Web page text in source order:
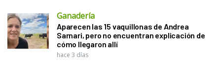
Ganadería
Aparecen las 15 vaquillonas de Andrea
Sarnari, pero no encuentran explicación de
cómo llegaron allí
hace 3 días